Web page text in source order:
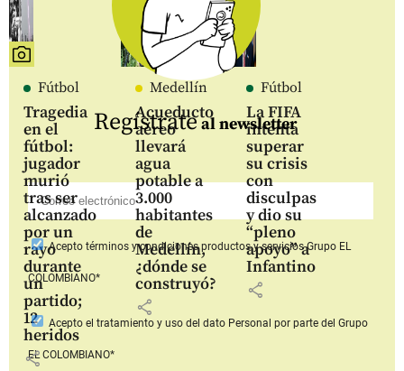
Fútbol
Tragedia
en el
fútbol:
jugador
murió
tras ser
alcanzado
por un
rayo
durante
un
partido;
12
heridos
share
Medellín
Acueducto
aéreo
llevará
agua
potable a
3.000
habitantes
de
Medellín,
¿dónde se
construyó?
share
Fútbol
La FIFA
intenta
superar
su crisis
con
disculpas
y dio su
“pleno
apoyo” a
Infantino
share
Regístrateal newsletter
Aceptotérminos y condiciones productos y serviciosGrupo EL
COLOMBIANO*
Acepto el tratamiento y uso del dato Personal por parte del Grupo
EL COLOMBIANO*